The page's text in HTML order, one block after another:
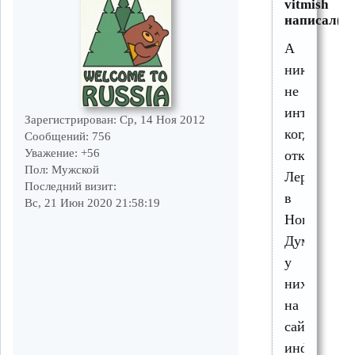
Зарегистрирован: Ср, 14 Ноя 2012
Сообщений: 756
Уважение: +56
Пол: Мужской
Последний визит:
Вс, 21 Июн 2020 21:58:19
vitmish
А
никто
не
когда
откроется
в
Ногинске?
Думал
у
них
на
сайте
инфу